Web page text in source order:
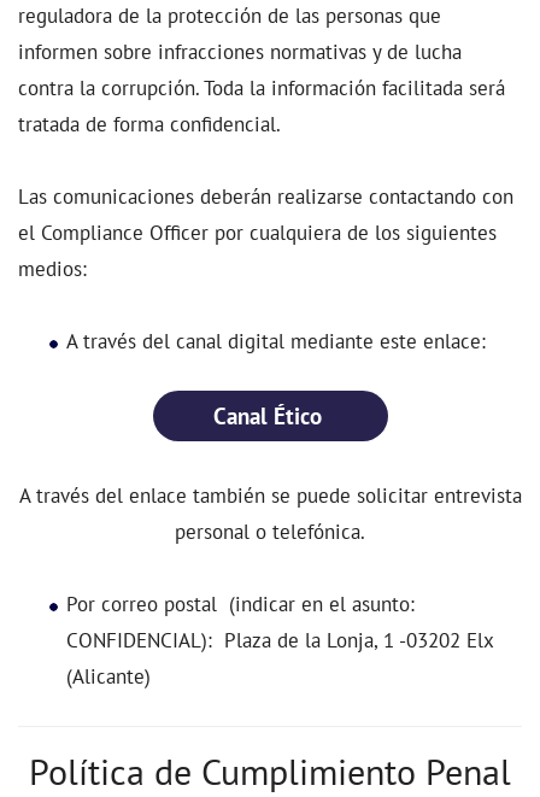
reguladora de la protección de las personas que
informen sobre infracciones normativas y de lucha
contra la corrupción. Toda la información facilitada será
tratada de forma confidencial.
Las comunicaciones deberán realizarse contactando con
el Compliance Officer por cualquiera de los siguientes
medios:
A través del canal digital mediante este enlace:
Canal Ético
A través del enlace también se puede solicitar entrevista
personal o telefónica.
Por correo postal (indicar en el asunto:
CONFIDENCIAL): Plaza de la Lonja, 1 -03202 Elx
(Alicante)
Política de Cumplimiento Penal